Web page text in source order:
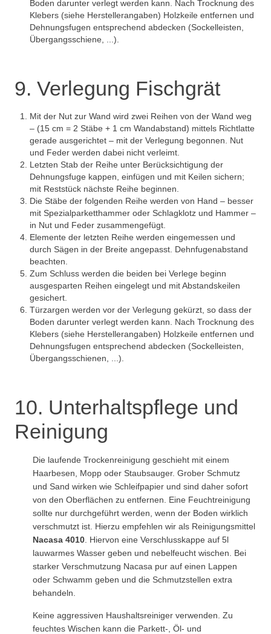
Boden darunter verlegt werden kann. Nach Trocknung des
Klebers (siehe Herstellerangaben) Holzkeile entfernen und
Dehnungsfugen entsprechend abdecken (Sockelleisten,
Übergangsschiene, ...).
9. Verlegung Fischgrät
Mit der Nut zur Wand wird zwei Reihen von der Wand weg
– (15 cm = 2 Stäbe + 1 cm Wandabstand) mittels Richtlatte
gerade ausgerichtet – mit der Verlegung begonnen. Nut
und Feder werden dabei nicht verleimt.
Letzten Stab der Reihe unter Berücksichtigung der
Dehnungsfuge kappen, einfügen und mit Keilen sichern;
mit Reststück nächste Reihe beginnen.
Die Stäbe der folgenden Reihe werden von Hand – besser
mit Spezialparketthammer oder Schlagklotz und Hammer –
in Nut und Feder zusammengefügt.
Elemente der letzten Reihe werden eingemessen und
durch Sägen in der Breite angepasst. Dehnfugenabstand
beachten.
Zum Schluss werden die beiden bei Verlege beginn
ausgesparten Reihen eingelegt und mit Abstandskeilen
gesichert.
Türzargen werden vor der Verlegung gekürzt, so dass der
Boden darunter verlegt werden kann. Nach Trocknung des
Klebers (siehe Herstellerangaben) Holzkeile entfernen und
Dehnungsfugen entsprechend abdecken (Sockelleisten,
Übergangsschienen, ...).
10. Unterhaltspflege und
Reinigung
Die laufende Trockenreinigung geschieht mit einem
Haarbesen, Mopp oder Staubsauger. Grober Schmutz
und Sand wirken wie Schleifpapier und sind daher sofort
von den Oberflächen zu entfernen. Eine Feuchtreinigung
sollte nur durchgeführt werden, wenn der Boden wirklich
verschmutzt ist. Hierzu empfehlen wir als Reinigungsmittel
Nacasa 4010 . Hiervon eine Verschlusskappe auf 5l
lauwarmes Wasser geben und nebelfeucht wischen. Bei
starker Verschmutzung Nacasa pur auf einen Lappen
oder Schwamm geben und die Schmutzstellen extra
behandeln.
Keine aggressiven Haushaltsreiniger verwenden. Zu
feuchtes Wischen kann die Parkett-, Öl- und